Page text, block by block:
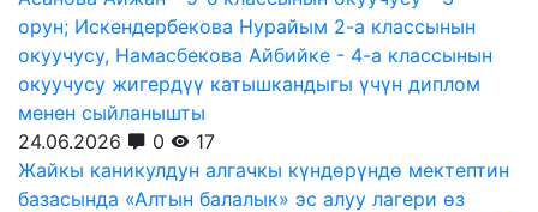
орун; Искендербекова Нурайым 2-а классынын
окуучусу, Намасбекова Айбийке - 4-а классынын
окуучусу жигердүү катышкандыгы үчүн диплом
менен сыйланышты
24.06.2026
0
17
Жайкы каникулдун алгачкы күндөрүндө мектептин
базасында «Алтын балалык» эс алуу лагери өз